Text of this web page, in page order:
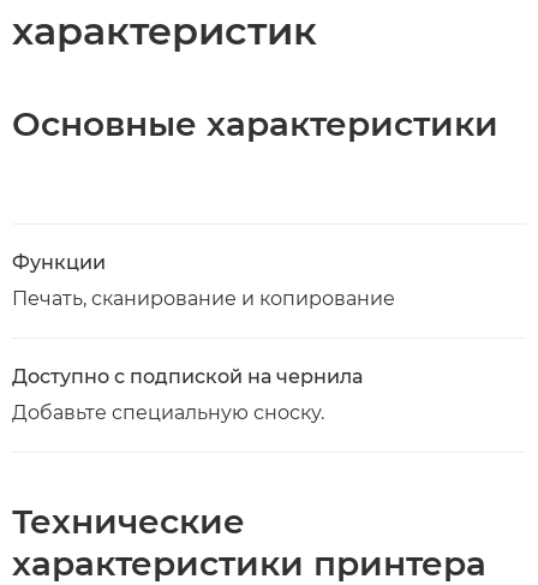
характеристик
Основные характеристики
Функции
Печать, сканирование и копирование
Доступно с подпиской на чернила
Добавьте специальную сноску.
Технические
характеристики принтера